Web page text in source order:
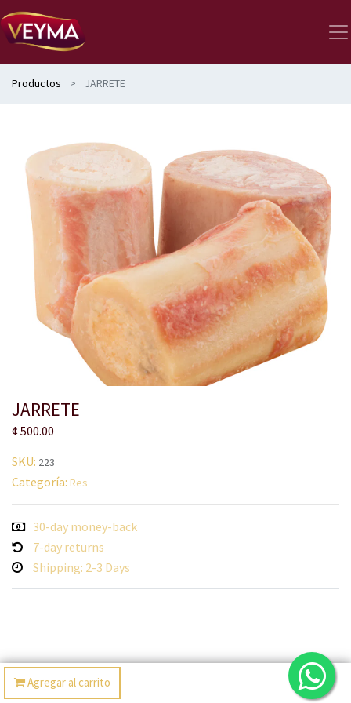
Productos JARRETE
Agregar al carrito
JARRETE
¢500.00
SKU: 223
Categoría: Res
30-day money-back
7-day returns
Shipping: 2-3 Days